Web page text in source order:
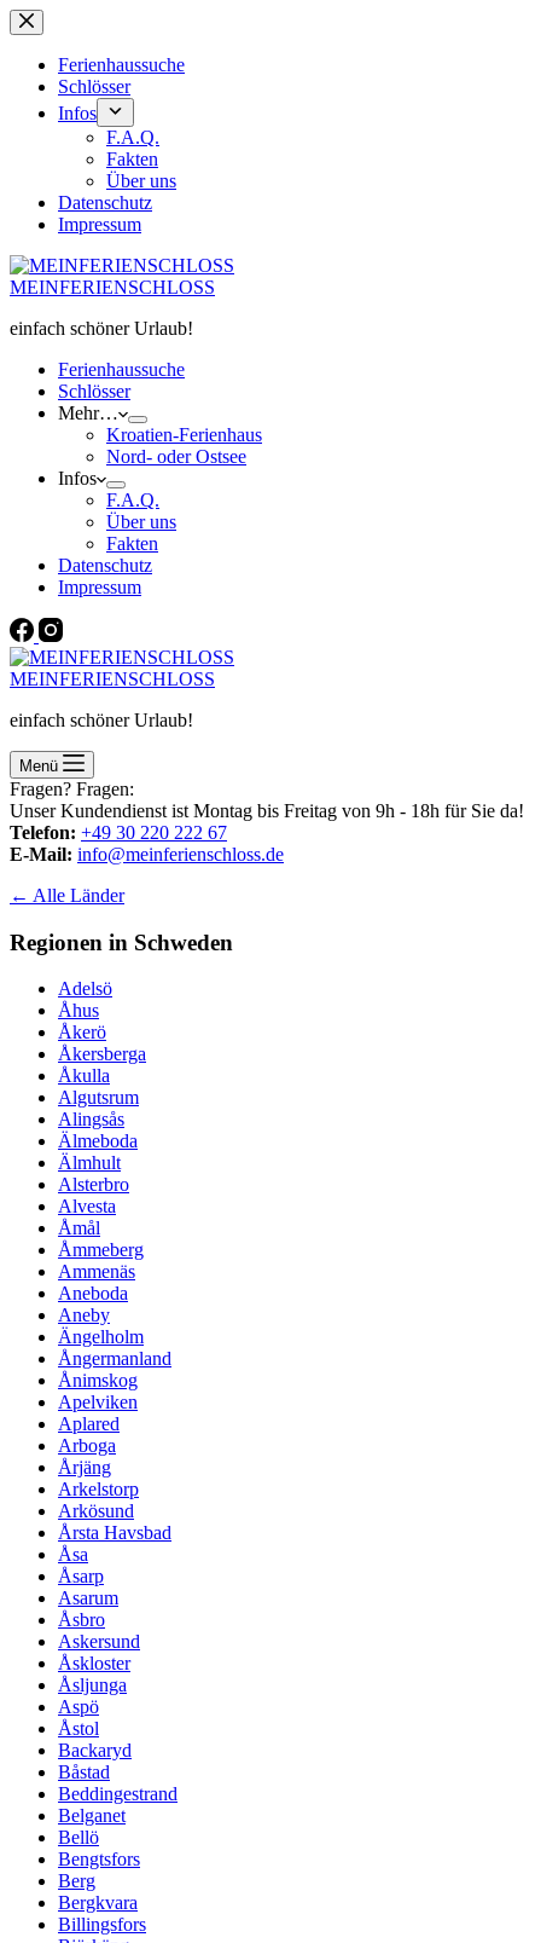
Zum
Inhalt
springenFerienhaussuche
Schlösser
Infos
F.A.Q.
Fakten
Über uns
Datenschutz
Impressum
MEINFERIENSCHLOSS
einfach schöner Urlaub!
Ferienhaussuche
Schlösser
Mehr…
Kroatien-Ferienhaus
Nord- oder Ostsee
Infos
F.A.Q.
Über uns
Fakten
Datenschutz
Impressum
MEINFERIENSCHLOSS
einfach schöner Urlaub!
Menü
Fragen? Fragen:
Unser Kundendienst ist Montag bis Freitag von 9h - 18h für Sie da!
Telefon: +49 30 220 222 67
E-Mail: info@meinferienschloss.de
← Alle Länder
Regionen in Schweden
Adelsö
Åhus
Åkerö
Åkersberga
Åkulla
Algutsrum
Alingsås
Älmeboda
Älmhult
Alsterbro
Alvesta
Åmål
Åmmeberg
Ammenäs
Aneboda
Aneby
Ängelholm
Ångermanland
Ånimskog
Apelviken
Aplared
Arboga
Årjäng
Arkelstorp
Arkösund
Årsta Havsbad
Åsa
Åsarp
Asarum
Åsbro
Askersund
Åskloster
Åsljunga
Aspö
Åstol
Backaryd
Båstad
Beddingestrand
Belganet
Bellö
Bengtsfors
Berg
Bergkvara
Billingsfors